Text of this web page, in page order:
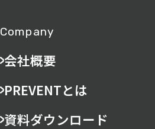
Company
会社概要
PREVENTとは
資料ダウンロード